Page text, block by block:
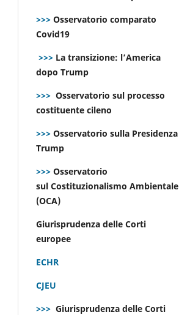
>>> Osservatorio comparato
Covid19
>>> La transizione: l’America
dopo Trump
>>> Osservatorio sul processo
costituente cileno
>>> Osservatorio sulla Presidenza
Trump
>>> Osservatorio
sul Costituzionalismo Ambientale
(OCA)
Giurisprudenza delle Corti
europee
ECHR
CJEU
>>> Giurisprudenza delle Corti